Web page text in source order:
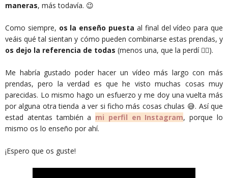
maneras, más todavía. 😉
Como siempre, os la enseño puesta al final del vídeo para que
veáis qué tal sientan y cómo pueden combinarse estas prendas, y
os dejo la referencia de todas (menos una, que la perdí 🤦‍♀️).
Me habría gustado poder hacer un vídeo más largo con más
prendas, pero la verdad es que he visto muchas cosas muy
parecidas. Lo mismo hago un esfuerzo y me doy una vuelta más
por alguna otra tienda a ver si ficho más cosas chulas 😅. Así que
estad atentas también a mi perfil en Instagram, porque lo
mismo os lo enseño por ahí.
¡Espero que os guste!